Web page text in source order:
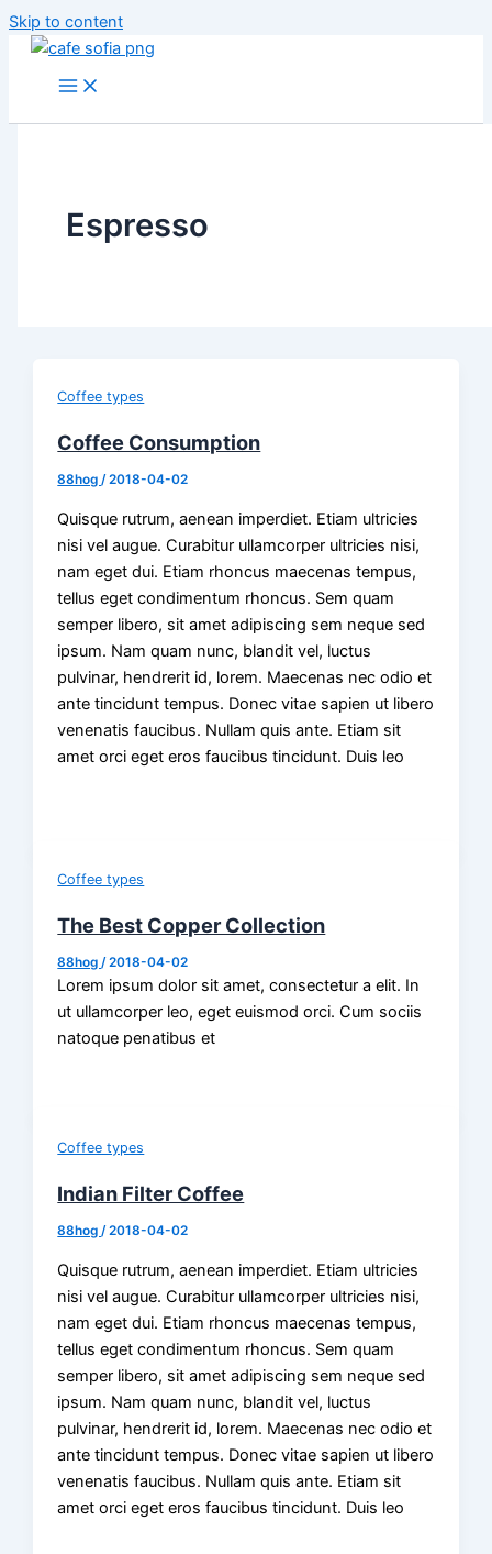
Skip to content
Espresso
Coffee types
Coffee Consumption
88hog/2018-04-02
Quisque rutrum, aenean imperdiet. Etiam ultricies
nisi vel augue. Curabitur ullamcorper ultricies nisi,
nam eget dui. Etiam rhoncus maecenas tempus,
tellus eget condimentum rhoncus. Sem quam
semper libero, sit amet adipiscing sem neque sed
ipsum. Nam quam nunc, blandit vel, luctus
pulvinar, hendrerit id, lorem. Maecenas nec odio et
ante tincidunt tempus. Donec vitae sapien ut libero
venenatis faucibus. Nullam quis ante. Etiam sit
amet orci eget eros faucibus tincidunt. Duis leo
Coffee types
The Best Copper Collection
88hog/2018-04-02
Lorem ipsum dolor sit amet, consectetur a elit. In
ut ullamcorper leo, eget euismod orci. Cum sociis
natoque penatibus et
Coffee types
Indian Filter Coffee
88hog/2018-04-02
Quisque rutrum, aenean imperdiet. Etiam ultricies
nisi vel augue. Curabitur ullamcorper ultricies nisi,
nam eget dui. Etiam rhoncus maecenas tempus,
tellus eget condimentum rhoncus. Sem quam
semper libero, sit amet adipiscing sem neque sed
ipsum. Nam quam nunc, blandit vel, luctus
pulvinar, hendrerit id, lorem. Maecenas nec odio et
ante tincidunt tempus. Donec vitae sapien ut libero
venenatis faucibus. Nullam quis ante. Etiam sit
amet orci eget eros faucibus tincidunt. Duis leo